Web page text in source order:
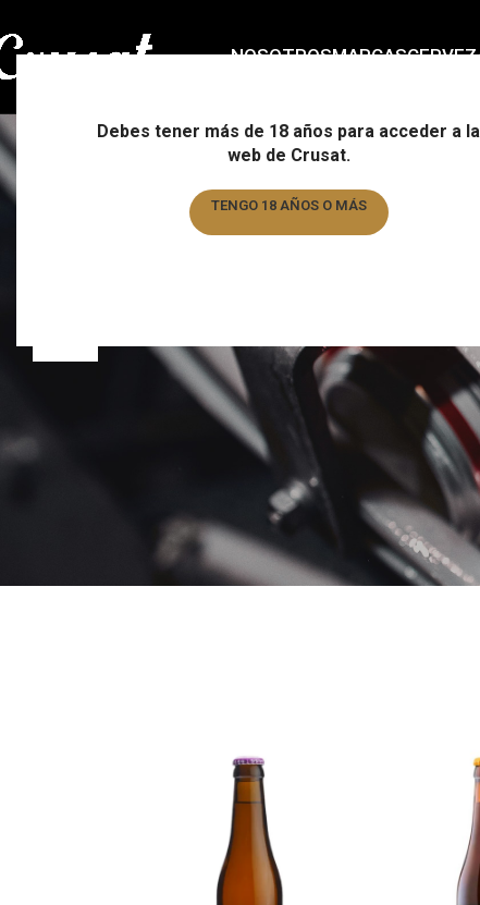
Debes tener más de 18 años para acceder a la
web de Crusat.
TENGO 18 AÑOS O MÁS
NOSOTROSMARCAS